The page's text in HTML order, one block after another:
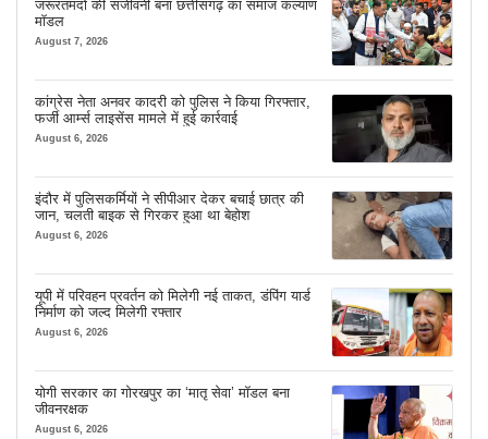
जरूरतमंदों की संजीवनी बना छत्तीसगढ़ का समाज कल्याण
मॉडल
August 7, 2026
कांग्रेस नेता अनवर कादरी को पुलिस ने किया गिरफ्तार,
फर्जी आर्म्स लाइसेंस मामले में हुई कार्रवाई
August 6, 2026
इंदौर में पुलिसकर्मियों ने सीपीआर देकर बचाई छात्र की
जान, चलती बाइक से गिरकर हुआ था बेहोश
August 6, 2026
यूपी में परिवहन प्रवर्तन को मिलेगी नई ताकत, डंपिंग यार्ड
निर्माण को जल्द मिलेगी रफ्तार
August 6, 2026
योगी सरकार का गोरखपुर का ‘मातृ सेवा’ मॉडल बना
जीवनरक्षक
August 6, 2026